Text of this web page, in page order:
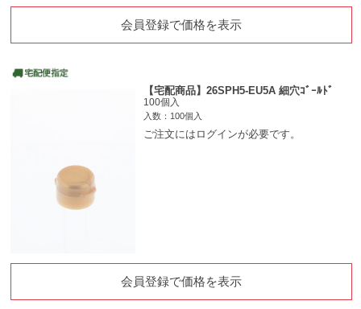
会員登録で価格を表示
【宅配商品】26SPH5-EU5A 細穴ｺﾞｰﾙﾄﾞ
100個入
入数：100個入
ご注文にはログインが必要です。
会員登録で価格を表示